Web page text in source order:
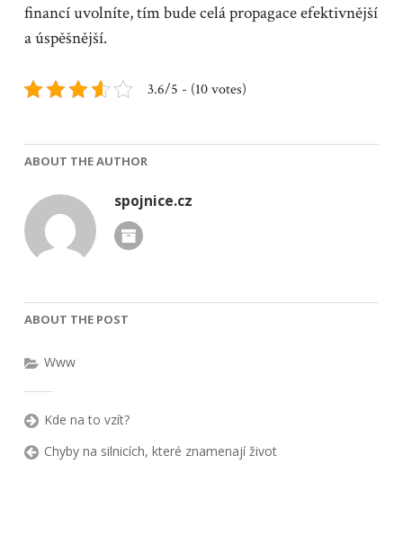
financí uvolníte, tím bude celá propagace efektivnější
a úspěšnější.
3.6/5 - (10 votes)
ABOUT THE AUTHOR
spojnice.cz
ABOUT THE POST
Www
Kde na to vzít?
Chyby na silnicích, které znamenají život